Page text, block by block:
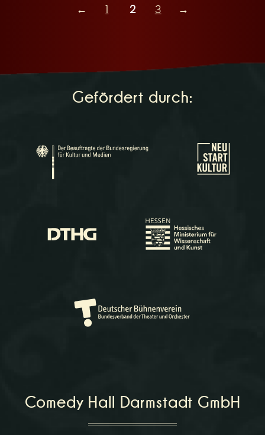
← 2 3 →
Gefördert durch:
Comedy Hall Darmstadt GmbH